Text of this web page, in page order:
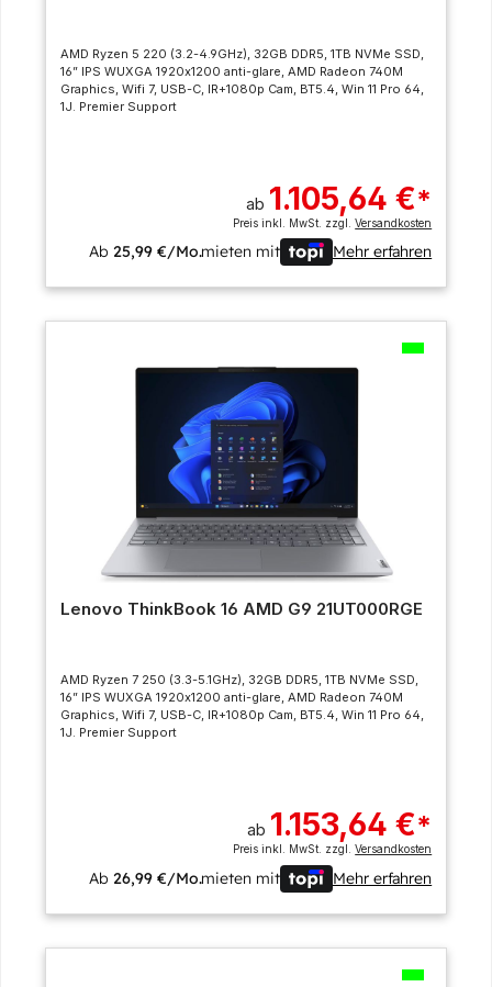
AMD Ryzen 5 220 (3.2-4.9GHz), 32GB DDR5, 1TB NVMe SSD,
16” IPS WUXGA 1920x1200 anti-glare, AMD Radeon 740M
Graphics, Wifi 7, USB-C, IR+1080p Cam, BT5.4, Win 11 Pro 64,
1J. Premier Support
ab 1.105,64 €*
Preis inkl. MwSt. zzgl.Versandkosten
Ab25,99 €/Mo.mieten mit Mehr erfahren
Lenovo ThinkBook 16 AMD G9 21UT000RGE
AMD Ryzen 7 250 (3.3-5.1GHz), 32GB DDR5, 1TB NVMe SSD,
16” IPS WUXGA 1920x1200 anti-glare, AMD Radeon 740M
Graphics, Wifi 7, USB-C, IR+1080p Cam, BT5.4, Win 11 Pro 64,
1J. Premier Support
ab 1.153,64 €*
Preis inkl. MwSt. zzgl.Versandkosten
Ab26,99 €/Mo.mieten mit Mehr erfahren